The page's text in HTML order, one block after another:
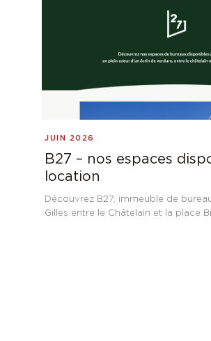
JUIN 2026
B27 – nos espaces
location
Découvrez B27, immeuble de
Gilles entre le Châtelain et la place